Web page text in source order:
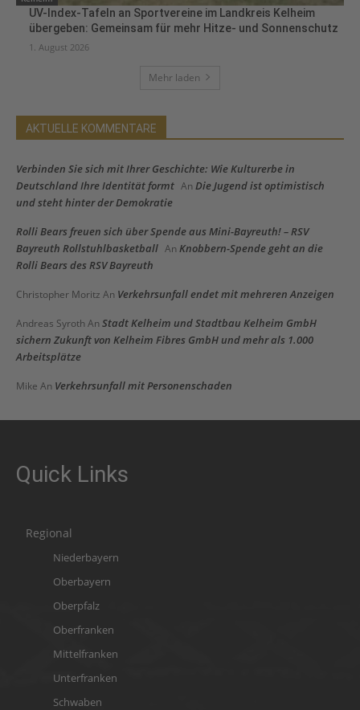
UV-Index-Tafeln an Sportvereine im Landkreis Kelheim
übergeben: Gemeinsam für mehr Hitze- und Sonnenschutz
1. August 2026
Mehr laden
AKTUELLE KOMMENTARE
Verbinden Sie sich mit Ihrer Geschichte: Wie Kulturerbe in
Deutschland Ihre Identität formt An Die Jugend ist optimistisch
und steht hinter der Demokratie
Rolli Bears freuen sich über Spende aus Mini-Bayreuth! – RSV
Bayreuth Rollstuhlbasketball An Knobbern-Spende geht an die
Rolli Bears des RSV Bayreuth
Christopher Moritz An Verkehrsunfall endet mit mehreren Anzeigen
Andreas Syroth An Stadt Kelheim und Stadtbau Kelheim GmbH
sichern Zukunft von Kelheim Fibres GmbH und mehr als 1.000
Arbeitsplätze
Mike An Verkehrsunfall mit Personenschaden
Quick Links
Regional
Niederbayern
Oberbayern
Oberpfalz
Oberfranken
Mittelfranken
Unterfranken
Schwaben